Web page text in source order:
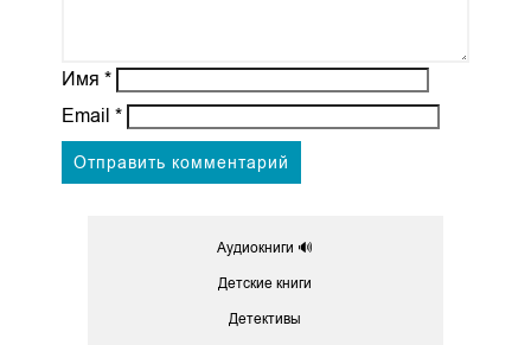
Имя *
Email *
Аудиокниги 🔊
Детские книги
Детективы